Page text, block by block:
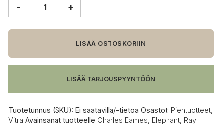
Elephant
- +
LISÄÄ OSTOSKORIIN
LISÄÄ TARJOUSPYYNTÖÖN
Tuotetunnus (SKU): Ei saatavilla/-tietoa Osastot: Pientuotteet
Vitra Avainsanat tuotteelle Charles Eames Elephant Ray